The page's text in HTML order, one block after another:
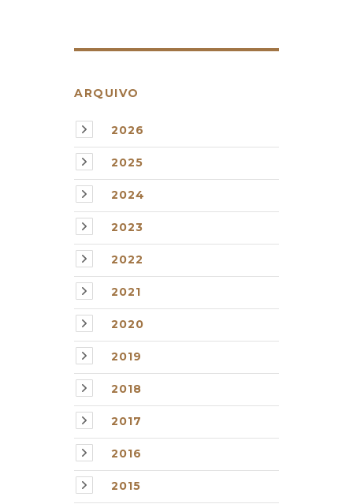
ARQUIVO
2026
2025
2024
2023
2022
2021
2020
2019
2018
2017
2016
2015